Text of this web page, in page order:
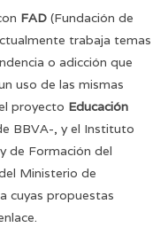
FAD (Fundación de
trabaja temas
o adicción que
uso de las mismas
proyecto Educación
BBVA-, y el Instituto
de Formación del
Ministerio de
cuyas propuestas
.